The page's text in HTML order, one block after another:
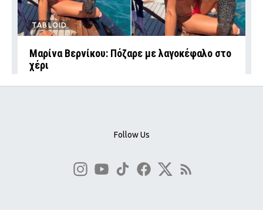
TABLOID
Μαρίνα Βερνίκου: Πόζαρε με λαγοκέφαλο στο
χέρι
Follow Us